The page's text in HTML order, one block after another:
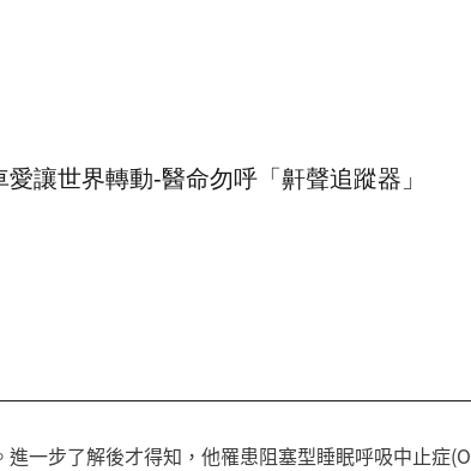
讓世界轉動-醫命勿呼「鼾聲追蹤器」
一步了解後才得知，他罹患阻塞型睡眠呼吸中止症(O